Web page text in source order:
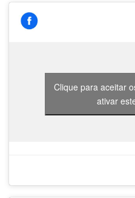
Clique para aceitar
ativar